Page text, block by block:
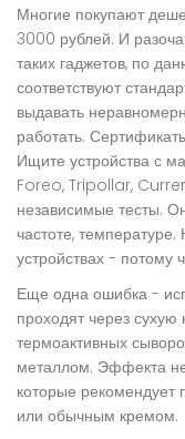
Многие покупают
3000 рублей. И
таких гаджетов, по
соответствуют
выдавать
работать.
Ищите устройства с
Foreo, Tripollar,
независимые тесты.
частоте,
устройствах - потому
Еще одна ошибка -
проходят через
термоактивных
металлом. Эффекта не
которые рекомендует
или обычным кремом.